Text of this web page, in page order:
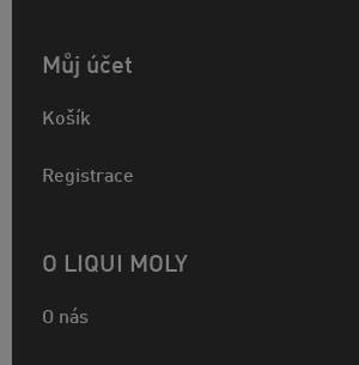
Můj účet
Košík
Registrace
O LIQUI MOLY
O nás